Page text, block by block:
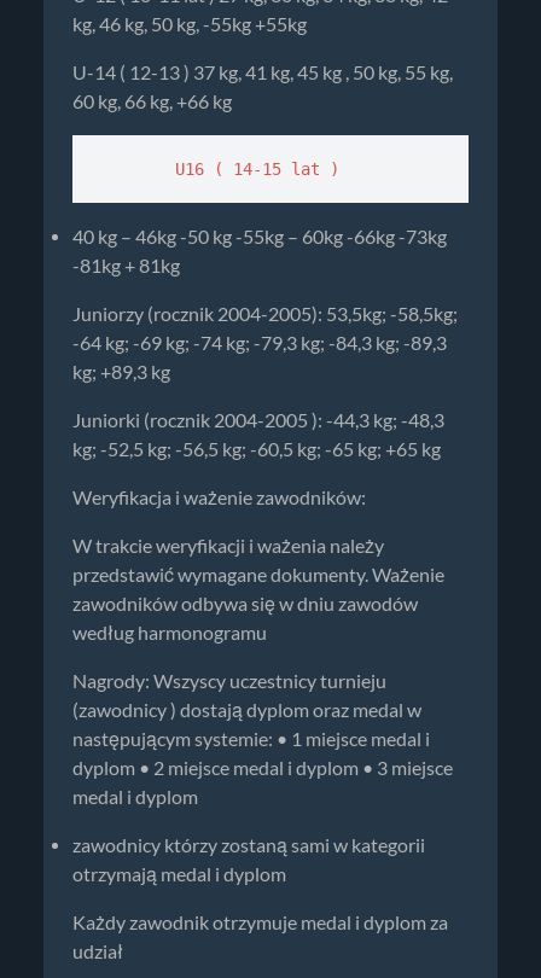
kg, 46 kg, 50 kg, -55kg +55kg
U-14 ( 12-13 ) 37 kg, 41 kg, 45 kg , 50 kg, 55 kg,
60 kg, 66 kg, +66 kg
        U16 ( 14-15 lat )
40 kg – 46kg -50 kg -55kg – 60kg -66kg -73kg
-81kg + 81kg
Juniorzy (rocznik 2004-2005): 53,5kg; -58,5kg;
-64 kg; -69 kg; -74 kg; -79,3 kg; -84,3 kg; -89,3
kg; +89,3 kg
Juniorki (rocznik 2004-2005 ): -44,3 kg; -48,3
kg; -52,5 kg; -56,5 kg; -60,5 kg; -65 kg; +65 kg
Weryfikacja i ważenie zawodników:
W trakcie weryfikacji i ważenia należy
przedstawić wymagane dokumenty. Ważenie
zawodników odbywa się w dniu zawodów
według harmonogramu
Nagrody: Wszyscy uczestnicy turnieju
(zawodnicy ) dostają dyplom oraz medal w
następującym systemie: • 1 miejsce medal i
dyplom • 2 miejsce medal i dyplom • 3 miejsce
medal i dyplom
zawodnicy którzy zostaną sami w kategorii
otrzymają medal i dyplom
Każdy zawodnik otrzymuje medal i dyplom za
udział